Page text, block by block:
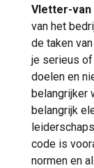
Vletter-van
van het
de taken
je serieus of
doelen en
belangrijker
belangrijk
code is
normen en